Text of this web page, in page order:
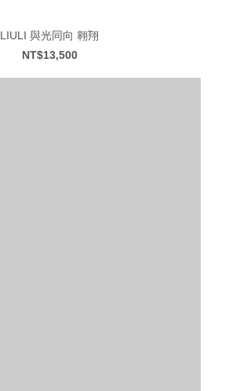
LIULI 與光同向 翱翔
NT$13,500